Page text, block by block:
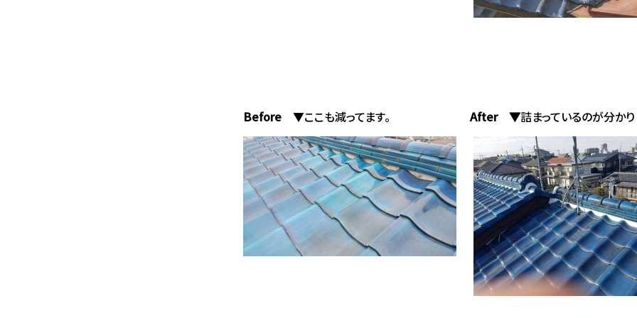
Before ▼ここも減ってます。After ▼詰まっているのが分かり